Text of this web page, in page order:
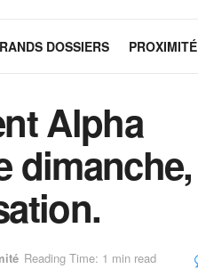
DOSSIERS PROXIMITÉ
Alpha
dimanche,
Reading Time: 1 min read